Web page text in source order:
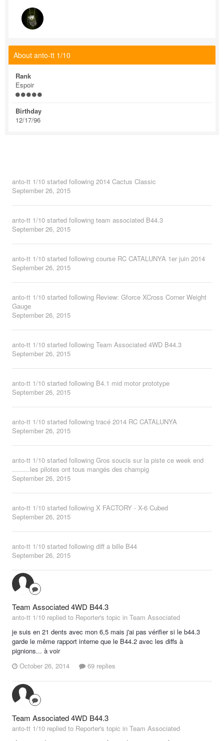
About anto-tt 1/10
Rank
Espoir
Birthday
12/17/96
anto-tt 1/10 started following 2014 Cactus Classic
September 26, 2015
anto-tt 1/10 started following team associated B44.3
September 26, 2015
anto-tt 1/10 started following course RC CATALUNYA 1er juin 2014
September 26, 2015
anto-tt 1/10 started following Review: Gforce XCross Corner Weight
Gauge
September 26, 2015
anto-tt 1/10 started following Team Associated 4WD B44.3
September 26, 2015
anto-tt 1/10 started following B4.1 mid motor prototype
September 26, 2015
anto-tt 1/10 started following tracé 2014 RC CATALUNYA
September 26, 2015
anto-tt 1/10 started following Gros soucis sur la piste ce week end
.........les pilotes ont tous mangés des champig
September 26, 2015
anto-tt 1/10 started following X FACTORY - X-6 Cubed
September 26, 2015
anto-tt 1/10 started following diff a bille B44
September 26, 2015
Team Associated 4WD B44.3
anto-tt 1/10 replied to Reporter's topic in Team Associated
je suis en 21 dents avec mon 6,5 mais j'ai pas vérifier si le b44.3
garde le même rapport interne que le B44.2 avec les diffs à
pignions... à voir
October 26, 2014
69 replies
Team Associated 4WD B44.3
anto-tt 1/10 replied to Reporter's topic in Team Associated